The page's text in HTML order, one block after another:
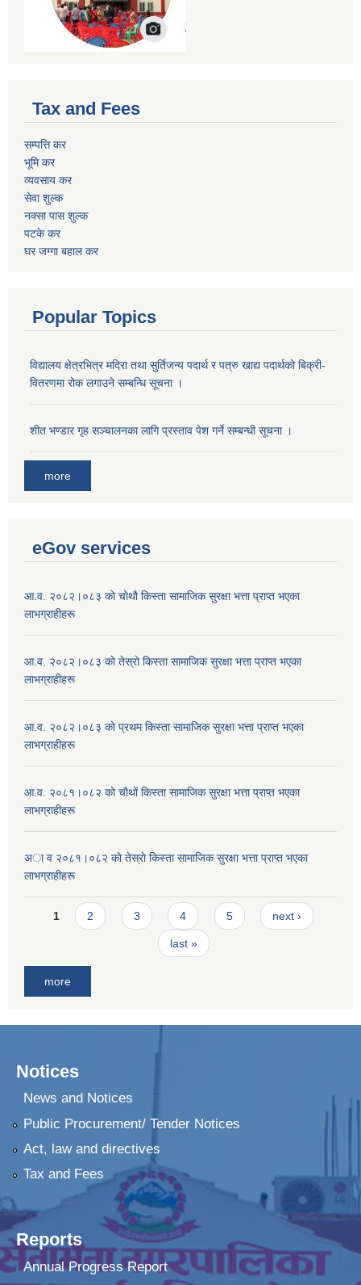
Tax and Fees
सम्पत्ति कर
भूमि कर
व्यवसाय कर
सेवा शुल्क
नक्सा पास शुल्क
पटके कर
घर जग्गा बहाल कर
Popular Topics
विद्यालय क्षेत्रभित्र मदिरा तथा सुर्तिजन्य पदार्थ र पत्रु खाद्य पदार्थको बिक्री-
वितरणमा रोक लगाउने सम्बन्धि सूचना ।
शीत भण्डार गृह सञ्चालनका लागि प्रस्ताव पेश गर्ने सम्बन्धी सूचना ।
more
eGov services
आ.व. २०८२।०८३ काे चोथाै‌ किस्ता सामाजिक सुरक्षा भत्ता प्राप्त भएका
लाभग्राहीहरू
आ.व. २०८२।०८३ काे तेस्राे किस्ता सामाजिक सुरक्षा भत्ता प्राप्त भएका
लाभग्राहीहरू
आ.व. २०८२।०८३ काे प्रथम किस्ता सामाजिक सुरक्षा भत्ता प्राप्त भएका
लाभग्राहीहरू
आ.व. २०८१।०८२ काे चाैथाें किस्ता सामाजिक सुरक्षा भत्ता प्राप्त भएका
लाभग्राहीहरू
अा व २०८१।०८२ काे तेस्राे किस्ता सामाजिक सुरक्षा भत्ता प्राप्त भएका
लाभग्राहीहरू
Pages
1 2 3 4 5 next ›
last »
more
Notices
News and Notices
Public Procurement/ Tender Notices
Act, law and directives
Tax and Fees
Reports
Annual Progress Report